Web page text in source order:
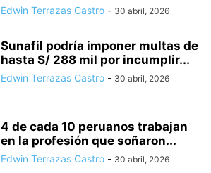
Edwin Terrazas Castro - 30 abril, 2026
Sunafil podría imponer multas de
hasta S/ 288 mil por incumplir...
Edwin Terrazas Castro - 30 abril, 2026
4 de cada 10 peruanos trabajan
en la profesión que soñaron...
Edwin Terrazas Castro - 30 abril, 2026